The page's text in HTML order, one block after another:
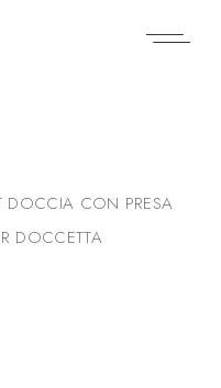
DOCCIA CON PRESA
DOCCETTA